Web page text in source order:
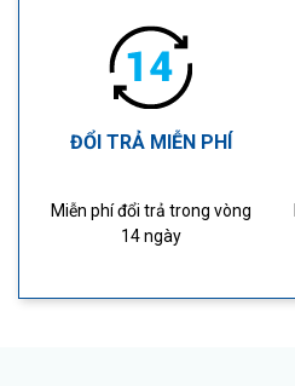
ĐỔI TRẢ MIỄN PHÍ
Miễn phí đổi trả trong vòng
14 ngày